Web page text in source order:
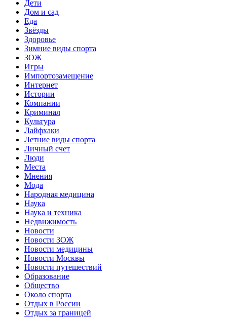
Дети
Дом и сад
Еда
Звёзды
Здоровье
Зимние виды спорта
ЗОЖ
Игры
Импортозамещение
Интернет
Истории
Компании
Криминал
Культура
Лайфхаки
Летние виды спорта
Личный счет
Люди
Места
Мнения
Мода
Народная медицина
Наука
Наука и техника
Недвижимость
Новости
Новости ЗОЖ
Новости медицины
Новости Москвы
Новости путешествий
Образование
Общество
Около спорта
Отдых в России
Отдых за границей